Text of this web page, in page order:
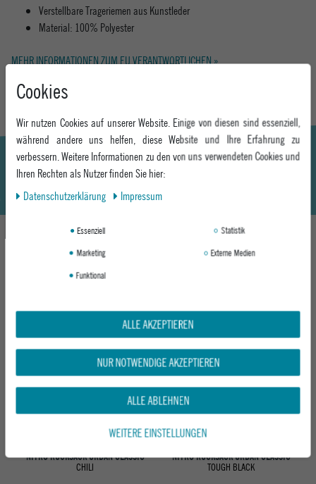
Verstellbare Trageriemen aus Kunstleder
Material: 100% Polyester
MEHR INFORMATIONEN ZUM EU VERANTWORTLICHEN »
DAS KÖNNTE DIR AUCH GEFALLEN
NITRO RUCKSACK URBAN CLASSIC
CHILI
NITRO RUCKSACK URBAN CLASSIC
TOUGH BLACK
Cookies
Wir nutzen Cookies auf unserer Website. Einige von diesen sind essenziell,
während andere uns helfen, diese Website und Ihre Erfahrung zu
verbessern. Weitere Informationen zu den von uns verwendeten Cookies und
Ihren Rechten als Nutzer finden Sie hier:
Daten­schutz­erklärung
Impressum
Essenziell
Statistik
Marketing
Externe Medien
Funktional
ALLE AKZEPTIEREN
NUR NOTWENDIGE AKZEPTIEREN
ALLE ABLEHNEN
WEITERE EINSTELLUNGEN